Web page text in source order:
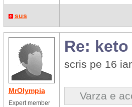
sus
MrOlympia
Expert member
Re: keto
scris pe 16
Varza e